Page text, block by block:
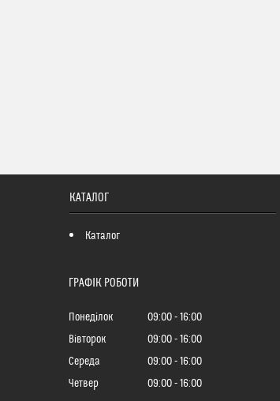
КАТАЛОГ
Каталог
ГРАФІК РОБОТИ
Понеділок 09:00
16:00
Вівторок
09:00
16:00
Середа
09:00
16:00
Четвер
09:00
16:00